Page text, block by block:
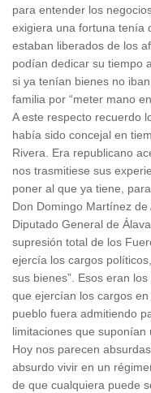
para entender los
exigiera una fortuna tenía
estaban liberados de los
podían dedicar su tiempo
si ya tenían bienes no
familia por “meter mano
A este respecto recuerdo
había sido concejal en
Rivera. Era republicano
nos trasmitiese sus
poner al que ya tiene,
Don Domingo Martínez
Diputado General de
supresión total de los
ejercía los cargos
sus bienes”. Esos eran
que ejercían los cargos
pueblo fuera admitiendo
limitaciones que suponían
Hoy nos parecen
absurdo vivir en un
de que cualquiera puede